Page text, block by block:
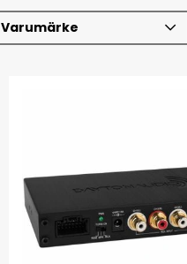
Varumärke